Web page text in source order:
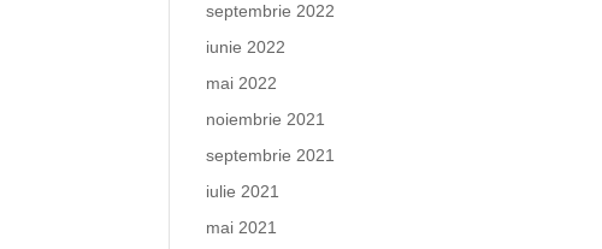
septembrie 2022
iunie 2022
mai 2022
noiembrie 2021
septembrie 2021
iulie 2021
mai 2021